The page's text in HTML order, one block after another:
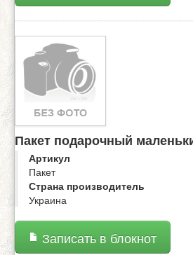
Пакет подарочный
Артикул
Пакет
Страна производитель
Украина
Записать в блокнот